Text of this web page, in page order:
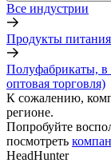
Все индустрии
Продукты питания
Полуфабрикаты, в
оптовая торговля)
К сожалению,
регионе.
Попробуйте
посмотреть
HeadHunter